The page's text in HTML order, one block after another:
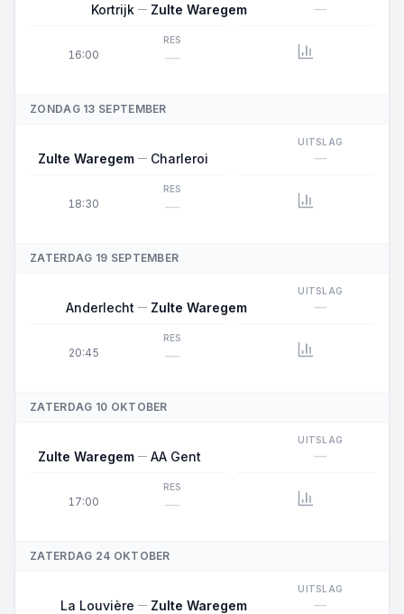
16:00
Kortrijk Zulte Waregem —
RES
—
ZONDAG 13 SEPTEMBER
18:30
Zulte Waregem Charleroi
UITSLAG
—
RES
—
ZATERDAG 19 SEPTEMBER
20:45
Anderlecht Zulte Waregem
UITSLAG
—
RES
—
ZATERDAG 10 OKTOBER
17:00
Zulte Waregem AA Gent
UITSLAG
—
RES
—
ZATERDAG 24 OKTOBER
La Louvière Zulte Waregem
UITSLAG
—